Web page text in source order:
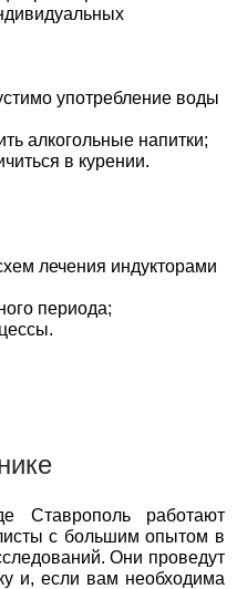
употребление воды
алкогольные напитки;
в курении.
лечения индукторами
периода;
Ставрополь работают
с большим опытом в
Они проведут
и, если вам необходима